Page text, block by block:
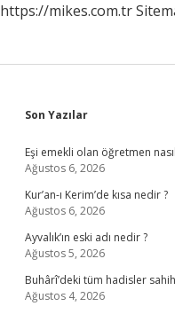
https://mikes.com.tr
Sidebar
Son Yazılar
Eşi emekli olan öğretmen
Ağustos 6, 2026
Kur’an-ı Kerim’de kısa nedir ?
Ağustos 6, 2026
Ayvalık’ın eski adı nedir ?
Ağustos 5, 2026
Buhârî’deki tüm hadisler
Ağustos 4, 2026